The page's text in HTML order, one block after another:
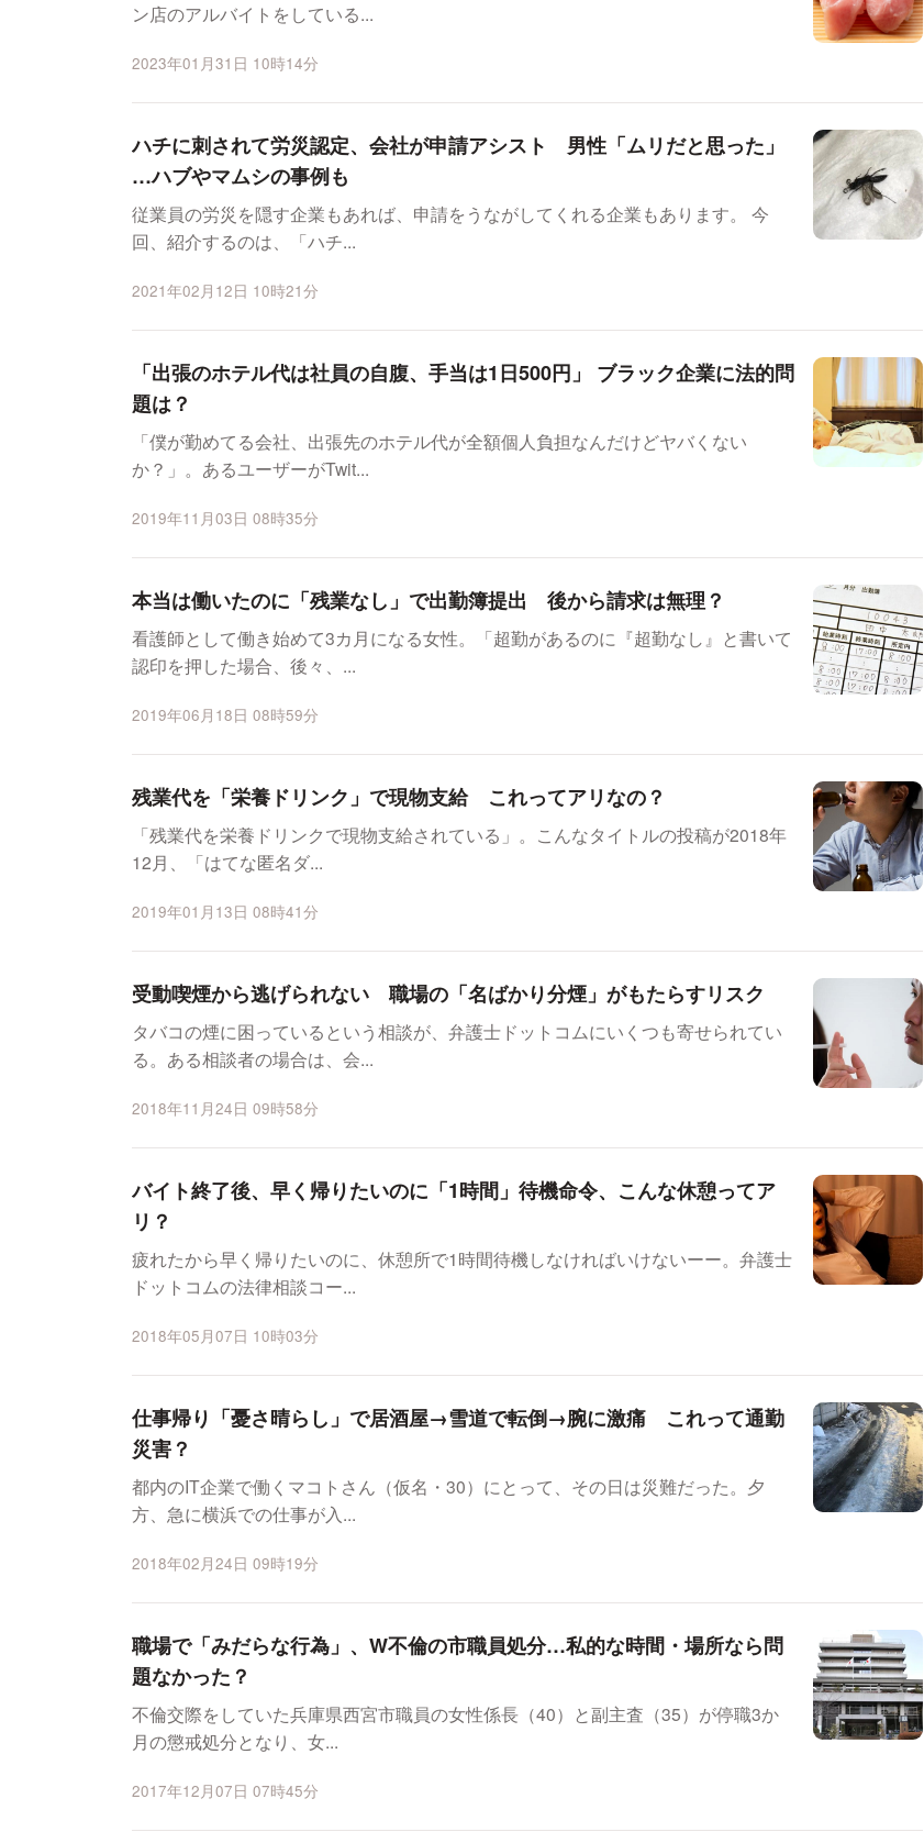
ン店のアルバイトをしている...
2023年01月31日 10時14分
ハチに刺されて労災認定、会社が申請アシスト 男性「ムリだと思った」
…ハブやマムシの事例も
従業員の労災を隠す企業もあれば、申請をうながしてくれる企業もあります。 今
回、紹介するのは、「ハチ...
2021年02月12日 10時21分
「出張のホテル代は社員の自腹、手当は1日500円」 ブラック企業に法的問
題は？
「僕が勤めてる会社、出張先のホテル代が全額個人負担なんだけどヤバくない
か？」。あるユーザーがTwit...
2019年11月03日 08時35分
本当は働いたのに「残業なし」で出勤簿提出 後から請求は無理？
看護師として働き始めて3カ月になる女性。「超勤があるのに『超勤なし』と書いて
認印を押した場合、後々、...
2019年06月18日 08時59分
残業代を「栄養ドリンク」で現物支給 これってアリなの？
「残業代を栄養ドリンクで現物支給されている」。こんなタイトルの投稿が2018年
12月、「はてな匿名ダ...
2019年01月13日 08時41分
受動喫煙から逃げられない 職場の「名ばかり分煙」がもたらすリスク
タバコの煙に困っているという相談が、弁護士ドットコムにいくつも寄せられてい
る。ある相談者の場合は、会...
2018年11月24日 09時58分
バイト終了後、早く帰りたいのに「1時間」待機命令、こんな休憩ってア
リ？
疲れたから早く帰りたいのに、休憩所で1時間待機しなければいけないーー。弁護士
ドットコムの法律相談コー...
2018年05月07日 10時03分
仕事帰り「憂さ晴らし」で居酒屋→雪道で転倒→腕に激痛 これって通勤
災害？
都内のIT企業で働くマコトさん（仮名・30）にとって、その日は災難だった。夕
方、急に横浜での仕事が入...
2018年02月24日 09時19分
職場で「みだらな行為」、W不倫の市職員処分…私的な時間・場所なら問
題なかった？
不倫交際をしていた兵庫県西宮市職員の女性係長（40）と副主査（35）が停職3か
月の懲戒処分となり、女...
2017年12月07日 07時45分